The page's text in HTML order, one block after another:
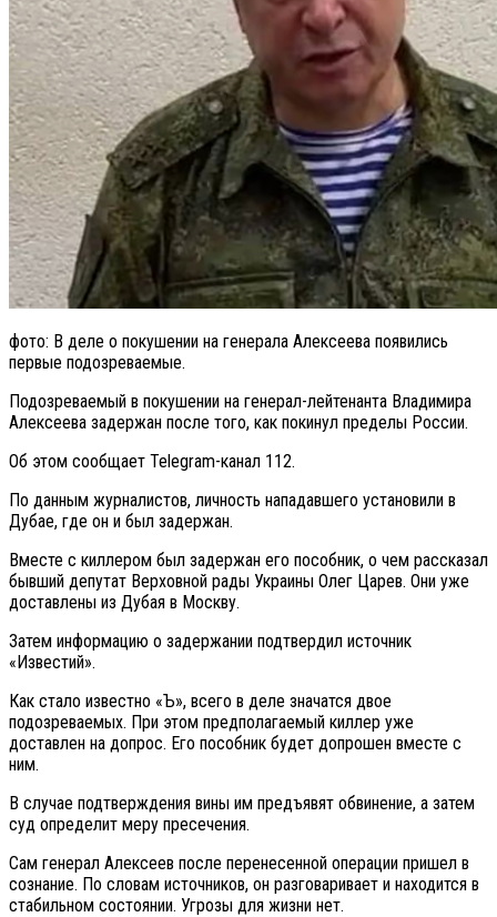
фото: В деле о покушении на генерала Алексеева появились
первые подозреваемые.
Подозреваемый в покушении на генерал-лейтенанта Владимира
Алексеева задержан после того, как покинул пределы России.
Об этом сообщает Telegram-канал 112.
По данным журналистов, личность нападавшего установили в
Дубае, где он и был задержан.
Вместе с киллером был задержан его пособник, о чем рассказал
бывший депутат Верховной рады Украины Олег Царев. Они уже
доставлены из Дубая в Москву.
Затем информацию о задержании подтвердил источник
«Известий».
Как стало известно «Ъ», всего в деле значатся двое
подозреваемых. При этом предполагаемый киллер уже
доставлен на допрос. Его пособник будет допрошен вместе с
ним.
В случае подтверждения вины им предъявят обвинение, а затем
суд определит меру пресечения.
Сам генерал Алексеев после перенесенной операции пришел в
сознание. По словам источников, он разговаривает и находится в
стабильном состоянии. Угрозы для жизни нет.